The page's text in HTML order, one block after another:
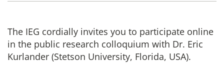
Stipendien- und Gästeprogramm
The IEG cordially invites you to participate online
in the public research colloquium with Dr. Eric
Kurlander (Stetson University, Florida, USA).